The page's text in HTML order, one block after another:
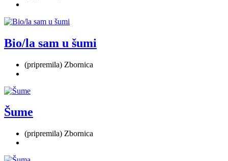
Bio/la sam u šumi
(pripremila) Zbornica
Šume
(pripremila) Zbornica